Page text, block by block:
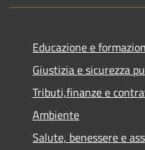
Educazione e
Giustizia e sicurezza
Tributi,finanze e
Ambiente
Salute, benessere e